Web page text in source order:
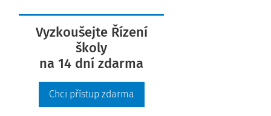
Vyzkoušejte Řízení
školy
na 14 dní zdarma
Chci přístup zdarma